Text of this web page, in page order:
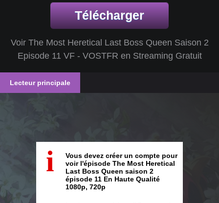
Télécharger
Voir The Most Heretical Last Boss Queen Saison 2
Episode 11 VF - VOSTFR en Streaming Gratuit
Lecteur principale
i
Vous devez créer un compte pour
voir l'épisode The Most Heretical
Last Boss Queen saison 2
épisode 11 En Haute Qualité
1080p, 720p